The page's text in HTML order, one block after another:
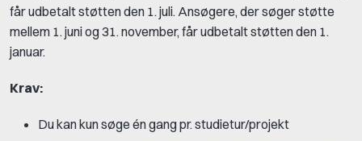
får udbetalt støtten den 1. juli. Ansøgere, der søger støtte
mellem 1. juni og 31. november, får udbetalt støtten den 1.
januar.
Krav:
Du kan kun søge én gang pr. studietur/projekt